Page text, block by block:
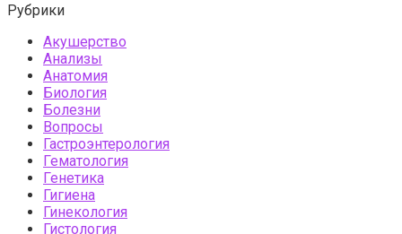
Рубрики
Акушерство
Анализы
Анатомия
Биология
Болезни
Вопросы
Гастроэнтерология
Гематология
Генетика
Гигиена
Гинекология
Гистология